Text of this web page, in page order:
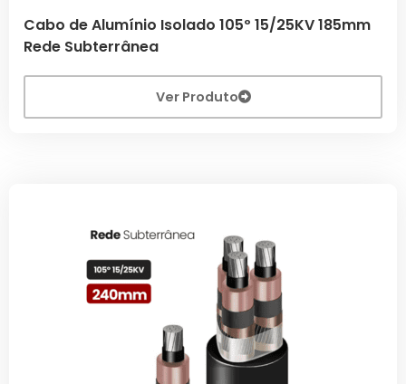
Cabo de Alumínio Isolado 105º 15/25KV 185mm
Rede Subterrânea
Ver Produto